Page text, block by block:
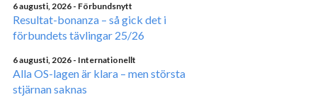
6 augusti, 2026 - Förbundsnytt
Resultat-bonanza – så gick det i
förbundets tävlingar 25/26
6 augusti, 2026 - Internationellt
Alla OS-lagen är klara – men största
stjärnan saknas